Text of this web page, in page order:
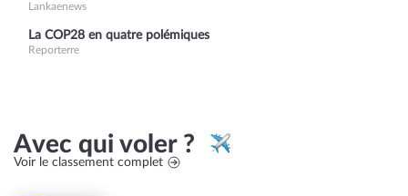
Lankaenews
La COP28 en quatre polémiques
Reporterre
Avec qui voler ?
Voir le classement complet